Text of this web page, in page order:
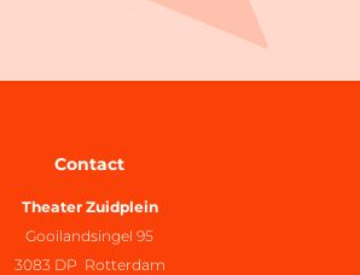
Contact
Theater Zuidplein
Gooilandsingel 95
3083 DP Rotterdam